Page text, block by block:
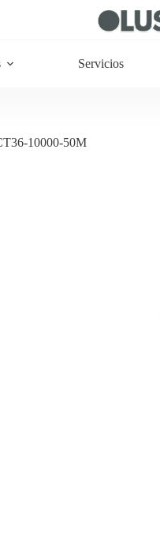
Servicios
10000-50M